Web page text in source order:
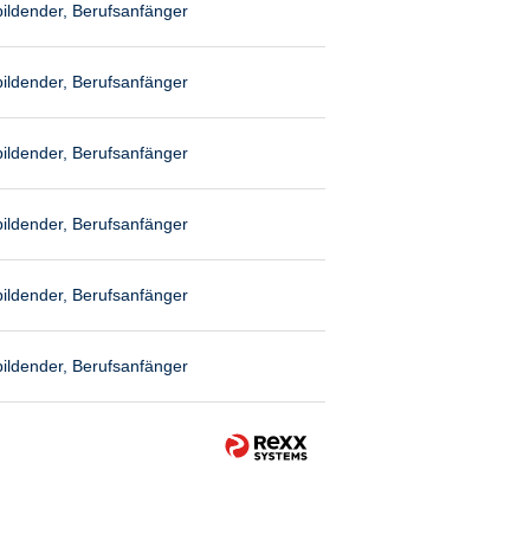
Berufsanfänger
Berufsanfänger
Berufsanfänger
Berufsanfänger
Berufsanfänger
Berufsanfänger